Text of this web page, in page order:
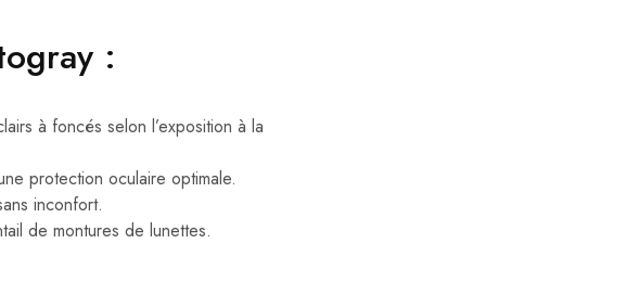
:
à foncés selon l’exposition à la
protection oculaire optimale.
inconfort.
de montures de lunettes.